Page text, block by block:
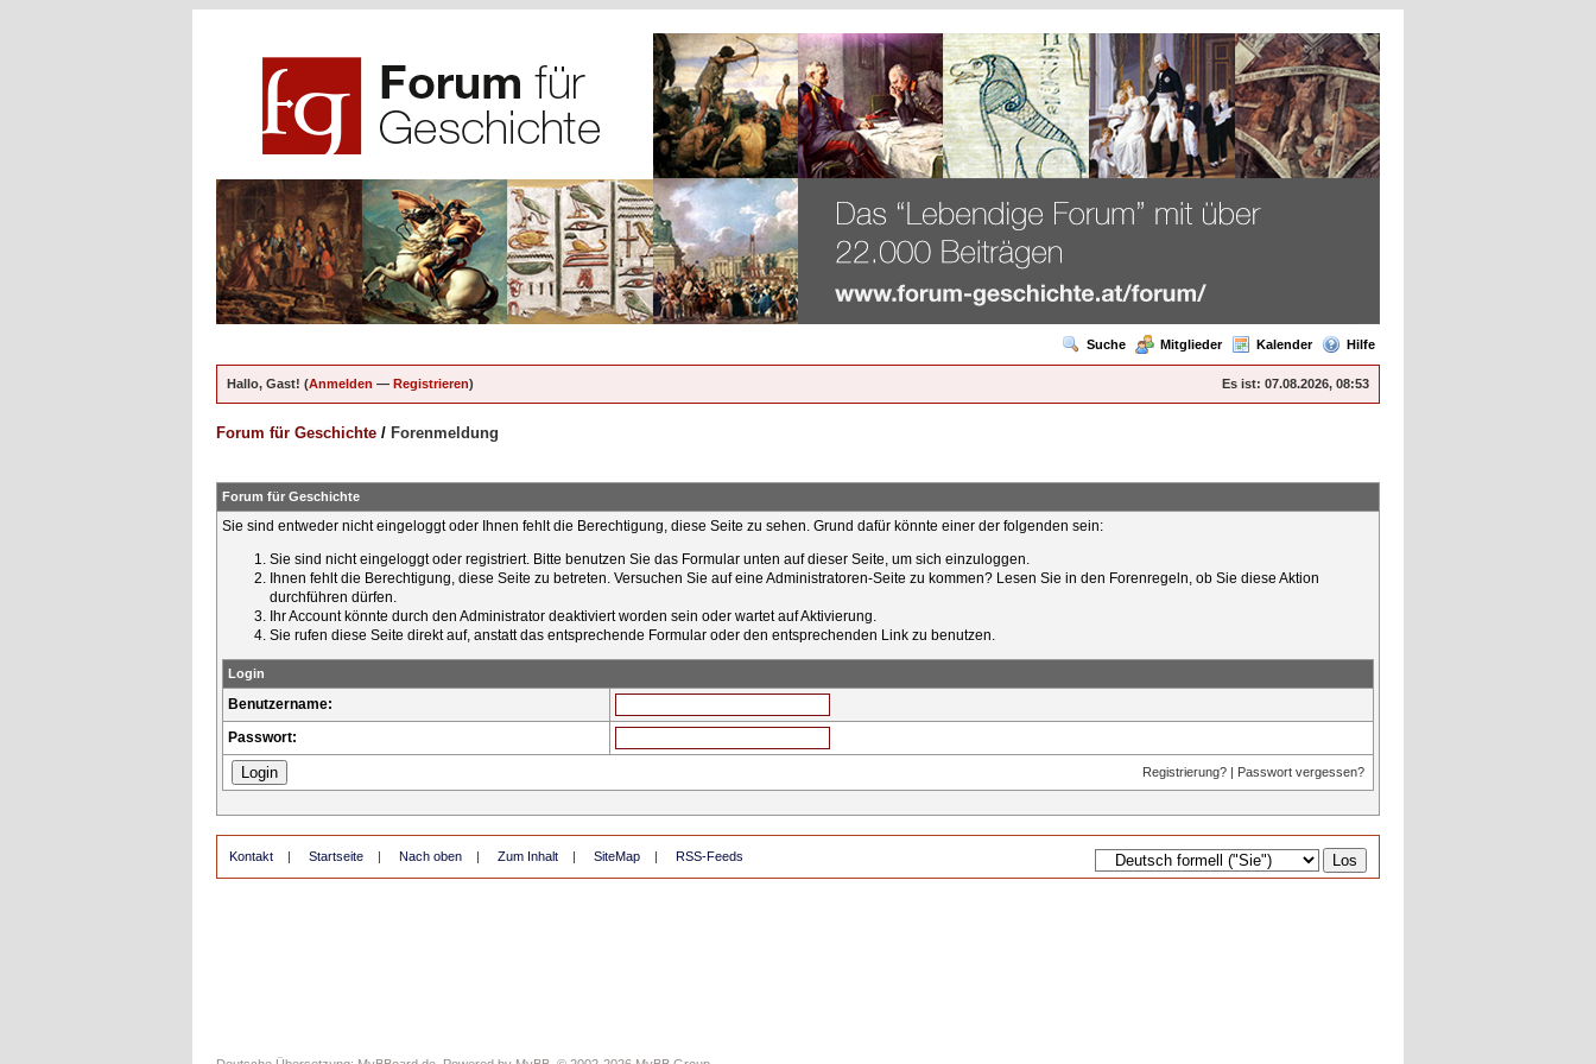
Suche Mitglieder Kalender Hilfe
Es ist: 07.08.2026, 08:53
Hallo, Gast! (Anmelden — Registrieren)
Forum für Geschichte / Forenmeldung
Forum für Geschichte
Sie sind entweder nicht eingeloggt oder Ihnen fehlt die Berechtigung, diese Seite zu sehen. Grund dafür könnte einer der folgenden sein:
Sie sind nicht eingeloggt oder registriert. Bitte benutzen Sie das Formular unten auf dieser Seite, um sich einzuloggen.
Ihnen fehlt die Berechtigung, diese Seite zu betreten. Versuchen Sie auf eine Administratoren-Seite zu kommen? Lesen Sie in den Forenregeln, ob Sie diese Aktion
durchführen dürfen.
Ihr Account könnte durch den Administrator deaktiviert worden sein oder wartet auf Aktivierung.
Sie rufen diese Seite direkt auf, anstatt das entsprechende Formular oder den entsprechenden Link zu benutzen.
Login
Benutzername:
Passwort:
Registrierung? | Passwort vergessen?
Kontakt | Startseite | Nach oben | Zum Inhalt | SiteMap | RSS-Feeds